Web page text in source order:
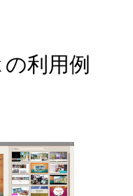
利用例